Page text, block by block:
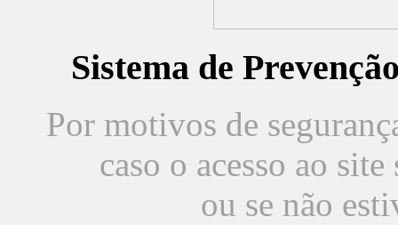
Sistema de
Por motivos de
caso o acesso ao
ou se não